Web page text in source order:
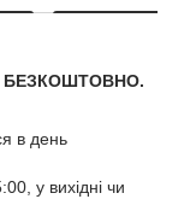
БЕЗКОШТОВНО.
в день
у вихідні чи